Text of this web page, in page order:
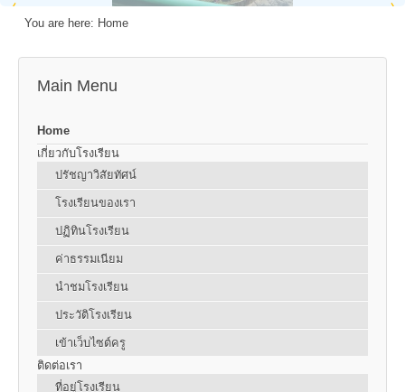
You are here: Home
Main Menu
Home
เกี่ยวกับโรงเรียน
ปรัชญาวิสัยทัศน์
โรงเรียนของเรา
ปฏิทินโรงเรียน
ค่าธรรมเนียม
นำชมโรงเรียน
ประวัติโรงเรียน
เข้าเว็บไซต์ครู
ติดต่อเรา
ที่อยู่โรงเรียน